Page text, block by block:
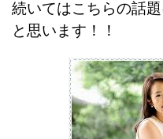
続いてはこちらの話
と思います！！